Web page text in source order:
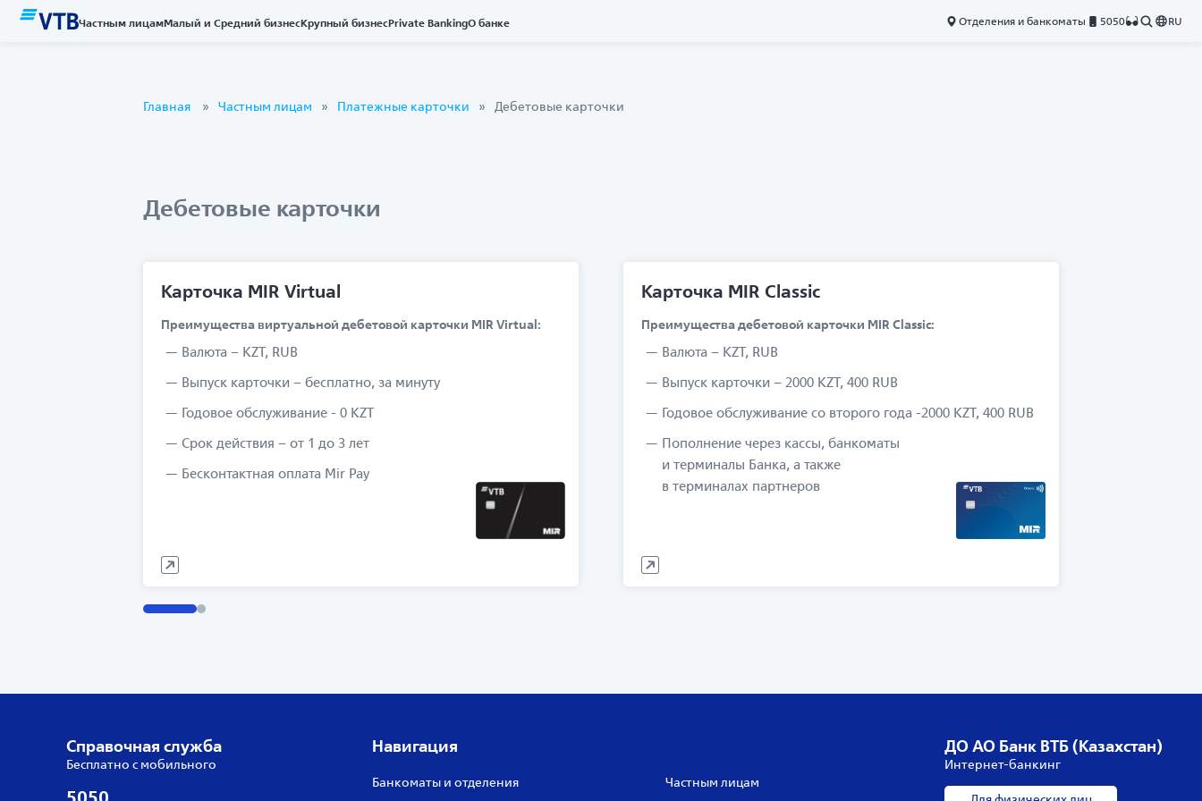
Частным лицамМалый и Средний бизнесКрупный бизнесPrivate BankingО банке Отделения и банкоматы 5050 RU
Главная Частным лицам Платежные карточки Дебетовые карточки
Дебетовые карточки
Карточка MIR Virtual
Преимущества виртуальной дебетовой карточки MIR Virtual:
Валюта – KZT, RUB
Выпуск карточки – бесплатно, за минуту
Годовое обслуживание - 0 KZT
Срок действия – от 1 до 3 лет
Бесконтактная оплата Mir Pay
Карточка MIR Classic
Преимущества дебетовой карточки MIR Classic:
Валюта – KZT, RUB
Выпуск карточки – 2000 KZT, 400 RUB
Годовое обслуживание со второго года -2000 KZT, 400 RUB
Пополнение через кассы, банкоматы
и терминалы Банка, а также
в терминалах партнеров
Справочная служба
Бесплатно с мобильного
Навигация
Банкоматы и отделения
Частным лицам
ДО АО Банк ВТБ (Казахстан)
Интернет-банкинг